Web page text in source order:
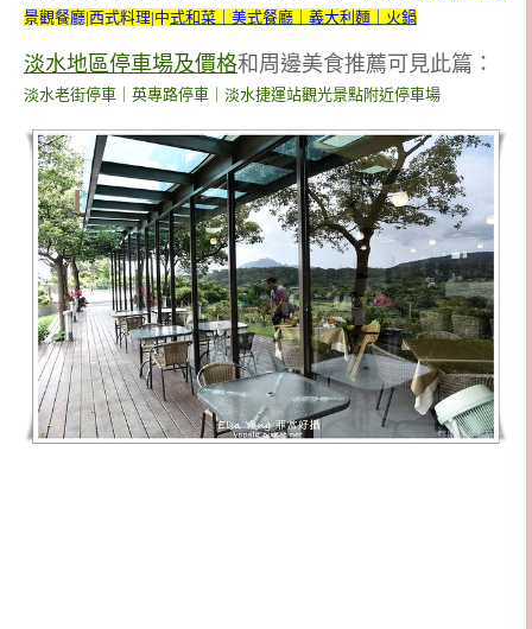
景觀餐廳|西式料理|中式和菜｜美式餐廳｜義大利麵｜火鍋
淡水地區停車場及價格和周邊美食推薦可見此篇：
淡水老街停車｜英專路停車｜淡水捷運站觀光景點附近停車場